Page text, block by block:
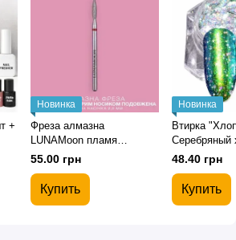
+
Новинка
Фреза алмазна
LUNAMoon пламя
(красное) 2,0 мм, для
маникюра и педикюра
55.00 грн
Купить
Новинка
Втирка
Серебряный
для дизайна
48.40 грн
Купить